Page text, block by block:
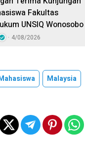
Fakultas
UNSIQ Wonosobo
4/08/2026
Malaysia